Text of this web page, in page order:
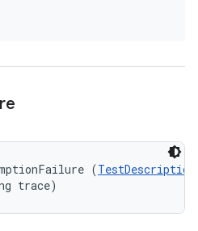
(TestDescription
trace)